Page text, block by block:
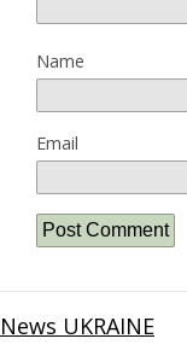
Name
Email
News UKRAINE